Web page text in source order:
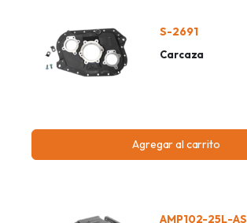
S-2691
Carcaza
Agregar al carrito
AMP102-25L-AS